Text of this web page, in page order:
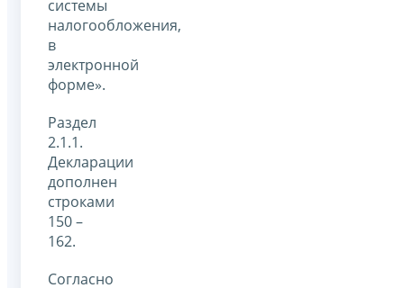
системы
налогообложения,
в
электронной
форме».
Раздел
2.1.1.
Декларации
дополнен
строками
150 –
162.
Согласно